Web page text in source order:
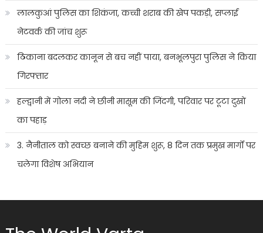
लालकुआं पुलिस का शिकंजा, कच्ची शराब की खेप पकड़ी, सप्लाई
नेटवर्क की जांच शुरू
ठिकाना बदलकर कानून से बच नहीं पाया, बनभूलपुरा पुलिस ने किया
गिरफ्तार
हल्द्वानी में गोला नदी ने छीनी मासूम की जिंदगी, परिवार पर टूटा दुखों
का पहाड़
3. नैनीताल को स्वच्छ बनाने की मुहिम शुरू, 8 दिन तक प्रमुख मार्गों पर
चलेगा विशेष अभियान